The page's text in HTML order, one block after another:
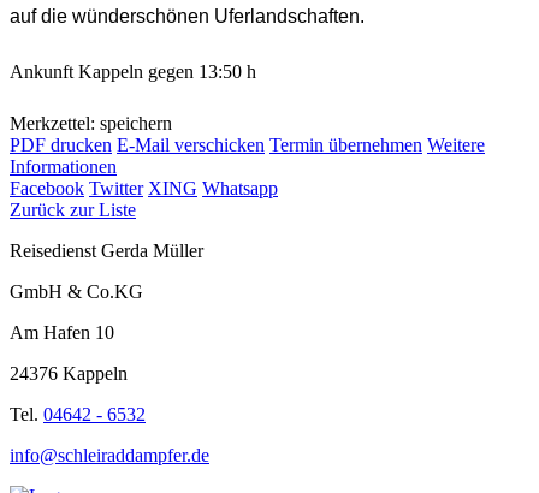
auf die wünderschönen Uferlandschaften.
Ankunft Kappeln gegen 13:50 h
Merkzettel: speichern
PDF drucken E-Mail verschicken Termin übernehmen Weitere
Informationen
Facebook Twitter XING Whatsapp
Zurück zur Liste
Reisedienst Gerda Müller
GmbH & Co.KG
Am Hafen 10
24376 Kappeln
Tel. 04642 - 6532
info@schleiraddampfer.de